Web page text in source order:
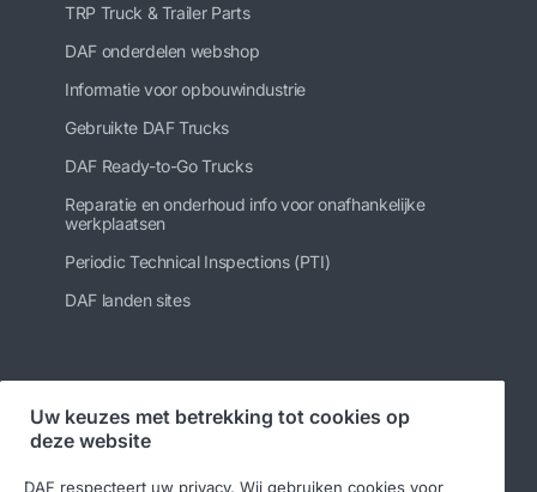
TRP Truck & Trailer Parts
DAF onderdelen webshop
Informatie voor opbouwindustrie
Gebruikte DAF Trucks
DAF Ready-to-Go Trucks
Reparatie en onderhoud info voor onafhankelijke
werkplaatsen
Periodic Technical Inspections (PTI)
DAF landen sites
Volg ons
Uw keuzes met betrekking tot cookies op
deze website
DAF respecteert uw privacy. Wij gebruiken cookies voor